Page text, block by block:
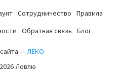
Сотрудничество
Правила
Обратная связь Блог
—ЛЕКО
Ловлю